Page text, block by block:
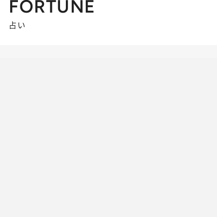
FORTUNE
占い